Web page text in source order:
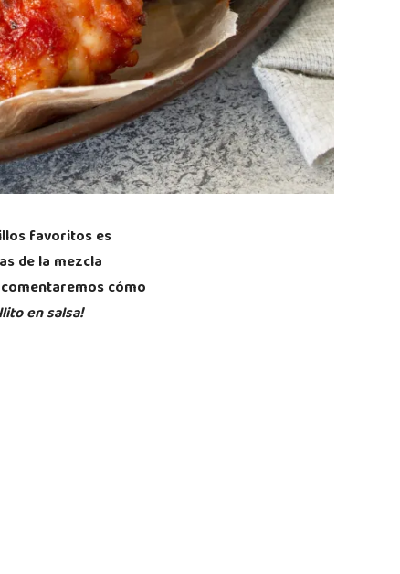
favoritos es
de la mezcla
cómo
en salsa!